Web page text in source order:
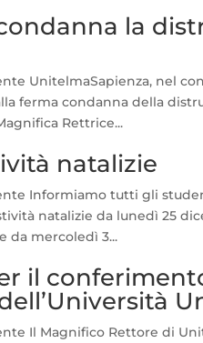
la
UnitelmaSapienza, nel
ferma condanna della
Rettrice...
natalizie
Informiamo tutti gli
natalizie da lunedì 25
da mercoledì 3...
il
Il Magnifico Rettore di